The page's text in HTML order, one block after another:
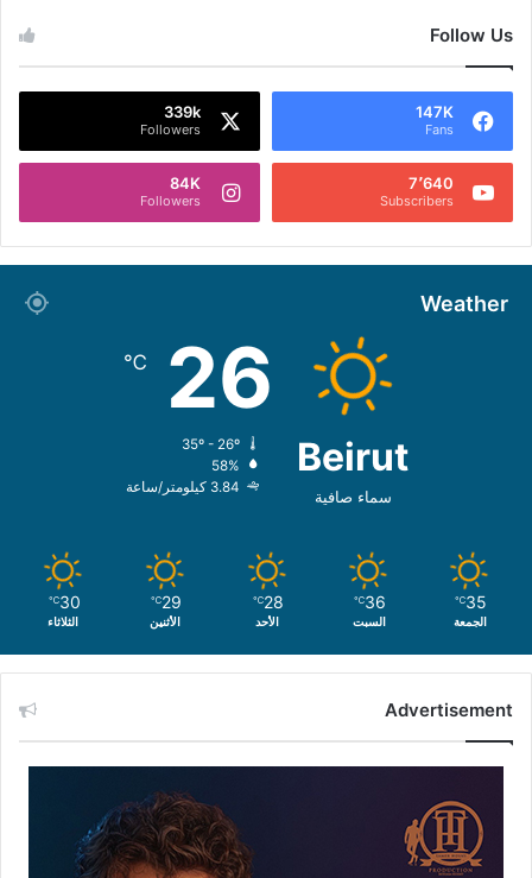
Follow Us
147K
Fans
339k
Followers
7٬640
Subscribers
84K
Followers
Weather
Beirut
سماء صافية
26
℃
58%
3.84 كيلومتر/ساعة
35
℃
الجمعة
36
℃
السبت
28
℃
الأحد
29
℃
الأثنين
30
℃
الثلاثاء
Advertisement